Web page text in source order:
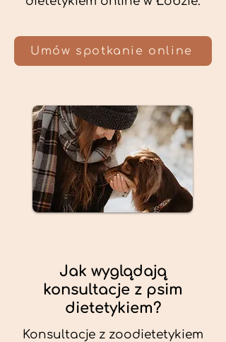
Umów spotkanie online
Jak wyglądają
konsultacje z psim
dietetykiem?
Konsultacje z zoodietetykiem